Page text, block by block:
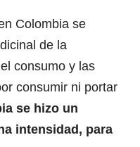
Colombia se
de la
consumo y las
consumir ni portar
se hizo un
intensidad, para